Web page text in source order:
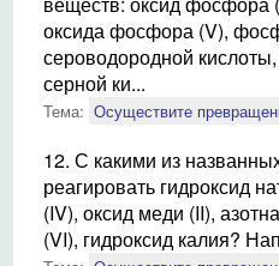
оксида фосфора (V),
сероводородной
серной ки...
Тема: Осуществите
12. С какими из
реагировать гидроксид
(IV), оксид меди (II),
(VI), гидроксид калия?